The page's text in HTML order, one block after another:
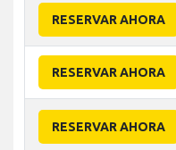
RESERVAR AHORA
RESERVAR AHORA
RESERVAR AHORA